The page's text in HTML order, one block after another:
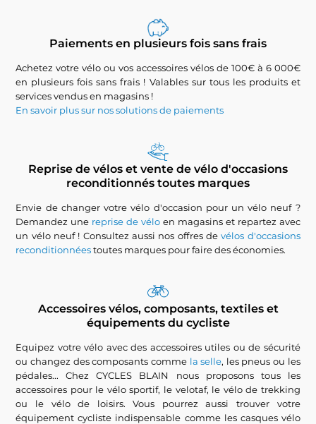
Paiements en plusieurs fois sans frais
Achetez votre vélo ou vos accessoires vélos de 100€ à 6 000€
en plusieurs fois sans frais ! Valables sur tous les produits et
services vendus en magasins !
En savoir plus sur nos solutions de paiements
Reprise de vélos et vente de vélo d'occasions
reconditionnés toutes marques
Envie de changer votre vélo d'occasion pour un vélo neuf ?
Demandez une reprise de vélo en magasins et repartez avec
un vélo neuf ! Consultez aussi nos offres devélos d'occasions
reconditionnéestoutes marques pour faire des économies.
Accessoires vélos, composants, textiles et
équipements du cycliste
Equipez votre vélo avec des accessoires utiles ou de sécurité
ou changez des composants comme la selle, les pneus ou les
pédales... Chez CYCLES BLAIN nous proposons tous les
accessoires pour le vélo sportif, le velotaf, le vélo de trekking
ou le vélo de loisirs. Vous pourrez aussi trouver votre
équipement cycliste indispensable comme les casques vélo